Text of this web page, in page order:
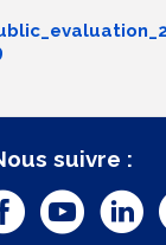
suivre :
F
Y